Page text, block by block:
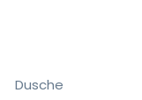
Dusche